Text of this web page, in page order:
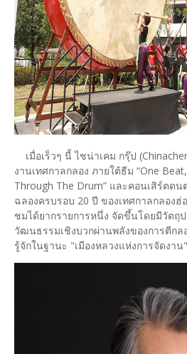
เมื่อเร็วๆ นี้ ไชน่าเคม กรุ๊ป
งานเทศกาลกลอง ภายใต้ธีม “One
Through The Drum” และคอนเสิร์ตด
ฉลองครบรอบ 20 ปี ของเทศกาลกลองฮ่
ชมได้ยากรายการหนึ่ง จัดขึ้นโดยมีวัตถุป
วัฒนธรรมเชิงบวกผ่านพลังของการตีกล
รู้จักในฐานะ "เมืองหลวงแห่งการจัดงาน"